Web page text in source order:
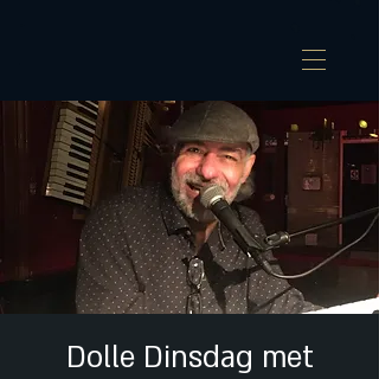
Dolle Dinsdag met